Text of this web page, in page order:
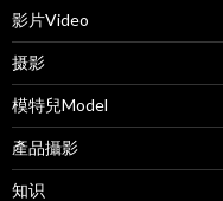
影片Video
摄影
模特兒Model
產品攝影
知识